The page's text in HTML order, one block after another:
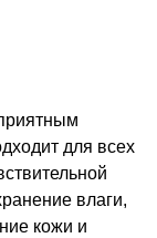
для всех
влаги,
кожи и